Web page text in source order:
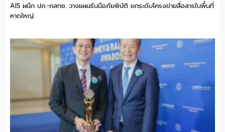
AIS ผนึก ปภ.-กสทช. วางแผนรับมือภัยพิบัติ ยกระดับโครงข่ายสื่อสารในพื้นที่
หาดใหญ่